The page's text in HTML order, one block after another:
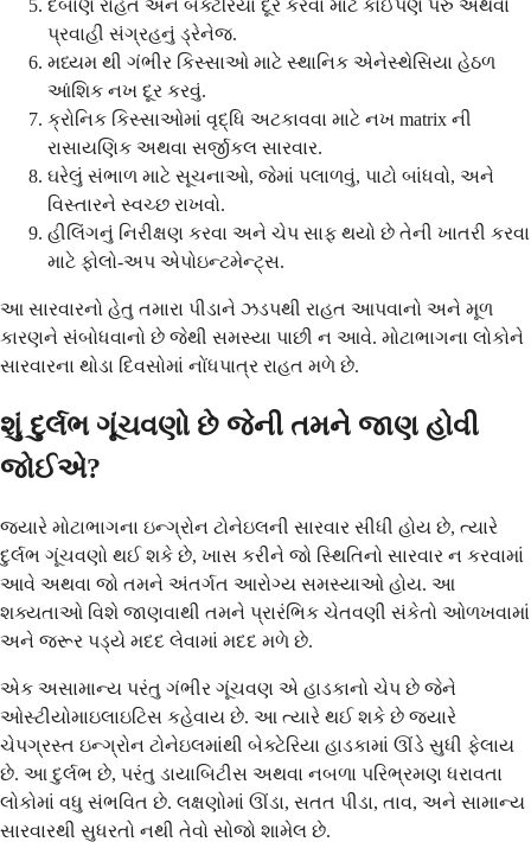
દબાણ રાહત અને બેક્ટેરિયા દૂર કરવા માટે કોઈપણ પરુ અથવા
પ્રવાહી સંગ્રહનું ડ્રેનેજ.
મધ્યમ થી ગંભીર કિસ્સાઓ માટે સ્થાનિક એનેસ્થેસિયા હેઠળ
આંશિક નખ દૂર કરવું.
ક્રોનિક કિસ્સાઓમાં વૃદ્ધિ અટકાવવા માટે નખ matrix ની
રાસાયણિક અથવા સર્જીકલ સારવાર.
ઘરેલું સંભાળ માટે સૂચનાઓ, જેમાં પલાળવું, પાટો બાંધવો, અને
વિસ્તારને સ્વચ્છ રાખવો.
હીલિંગનું નિરીક્ષણ કરવા અને ચેપ સાફ થયો છે તેની ખાતરી કરવા
માટે ફોલો-અપ એપોઇન્ટમેન્ટ્સ.
આ સારવારનો હેતુ તમારા પીડાને ઝડપથી રાહત આપવાનો અને મૂળ
કારણને સંબોધવાનો છે જેથી સમસ્યા પાછી ન આવે. મોટાભાગના લોકોને
સારવારના થોડા દિવસોમાં નોંધપાત્ર રાહત મળે છે.
શું દુર્લભ ગૂંચવણો છે જેની તમને જાણ હોવી
જોઈએ?
જ્યારે મોટાભાગના ઇન્ગ્રોન ટોનેઇલની સારવાર સીધી હોય છે, ત્યારે
દુર્લભ ગૂંચવણો થઈ શકે છે, ખાસ કરીને જો સ્થિતિનો સારવાર ન કરવામાં
આવે અથવા જો તમને અંતર્ગત આરોગ્ય સમસ્યાઓ હોય. આ
શક્યતાઓ વિશે જાણવાથી તમને પ્રારંભિક ચેતવણી સંકેતો ઓળખવામાં
અને જરૂર પડ્યે મદદ લેવામાં મદદ મળે છે.
એક અસામાન્ય પરંતુ ગંભીર ગૂંચવણ એ હાડકાનો ચેપ છે જેને
ઓસ્ટીયોમાઇલાઇટિસ કહેવાય છે. આ ત્યારે થઈ શકે છે જ્યારે
ચેપગ્રસ્ત ઇન્ગ્રોન ટોનેઇલમાંથી બેક્ટેરિયા હાડકામાં ઊંડે સુધી ફેલાય
છે. આ દુર્લભ છે, પરંતુ ડાયાબિટીસ અથવા નબળા પરિભ્રમણ ધરાવતા
લોકોમાં વધુ સંભવિત છે. લક્ષણોમાં ઊંડા, સતત પીડા, તાવ, અને સામાન્ય
સારવારથી સુધરતો નથી તેવો સોજો શામેલ છે.